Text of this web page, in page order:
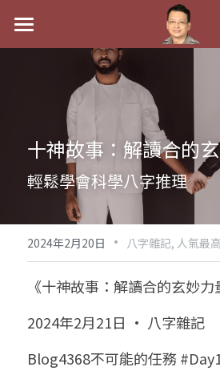
最新消息
關於我
實體經營
祖傳命理
手工印鑑
課程介紹
五行八字學
後天派陽宅
Blog
黃金會員專區
八字雜記
心靈成長
人氣最高
試閱專區
Podcast聽書
團隊訓練營
八字視頻
線上學苑
八字初階班1
八字初階班2
命理商城
八字完整班
我的著作
十神故事：解讀合的
輕鬆學會科學八字推理
2024年2月20日 · 八字雜記, 人氣最高
《十神故事：解讀合的玄妙力
2024年2月21日 · 八字雜記
Blog4368不可能的任務
商品分類
八字線上完整班
科學八字推理PDF
《十神高階實戰錄》完整典藏
1美元超值PDF